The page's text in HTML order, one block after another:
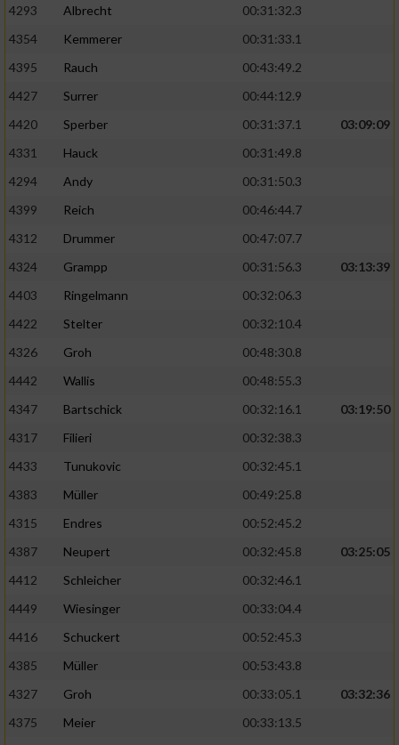
4293 Albrecht
00:31:32.3
4354
Kemmerer
00:31:33.1
4395
Rauch
00:43:49.2
4427
Surrer
00:44:12.9
4420
Sperber 00:31:37.1
03:09:09
4331
Hauck
00:31:49.8
4294
Andy
00:31:50.3
4399
Reich
00:46:44.7
4312
Drummer
00:47:07.7
4324
Grampp 00:31:56.3
03:13:39
4403
Ringelmann
00:32:06.3
4422
Stelter
00:32:10.4
4326
Groh
00:48:30.8
4442
Wallis
00:48:55.3
4347
Bartschick 00:32:16.1
03:19:50
4317
Filieri
00:32:38.3
4433
Tunukovic
00:32:45.1
4383
Müller
00:49:25.8
4315
Endres
00:52:45.2
4387
Neupert 00:32:45.8
03:25:05
4412
Schleicher
00:32:46.1
4449
Wiesinger
00:33:04.4
4416
Schuckert
00:52:45.3
4385
Müller
00:53:43.8
4327
Groh 00:33:05.1
03:32:36
4375
Meier
00:33:13.5